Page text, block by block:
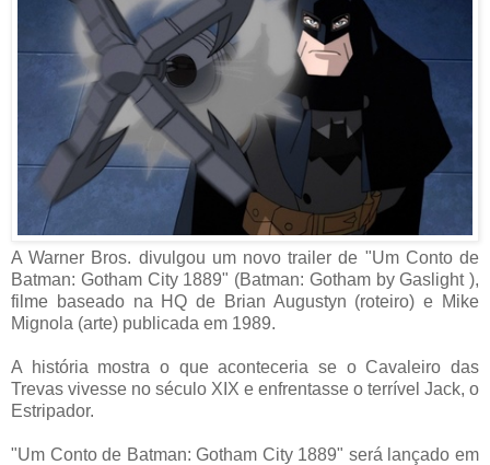
A Warner Bros. divulgou um novo trailer de "Um Conto de
Batman: Gotham City 1889" (Batman: Gotham by Gaslight ),
filme baseado na HQ de Brian Augustyn (roteiro) e Mike
Mignola (arte) publicada em 1989.
A história mostra o que aconteceria se o Cavaleiro das
Trevas vivesse no século XIX e enfrentasse o terrível Jack, o
Estripador.
"Um Conto de Batman: Gotham City 1889" será lançado em